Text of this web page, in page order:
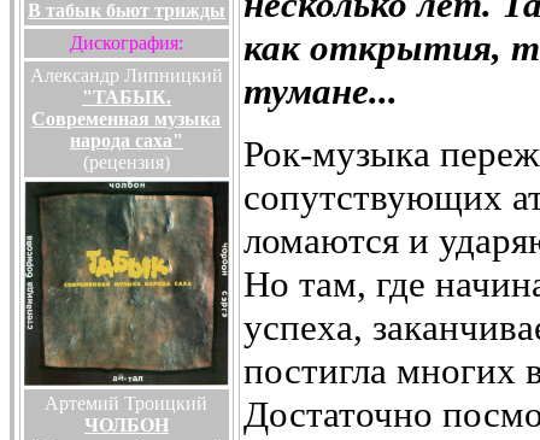
В табык бьют трижды
Дискография:
Александр Липницкий
"ТАБЫК.
Современная музыка
народа саха"
(рецензия)
Артемий Троицкий
ЧОЛБОН
как открытия,
тумане...
Рок-музыка
сопутствующих
ломаются и
Но там, где
успеха,
постигла многих
Достаточно